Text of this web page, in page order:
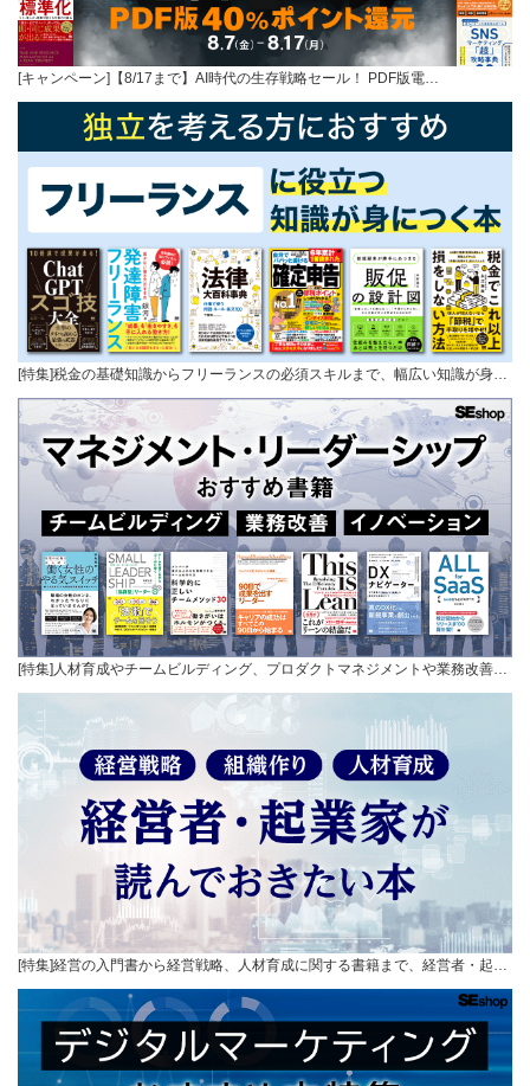
[キャンペーン]【8/17まで】AI時代の生存戦略セール！ PDF版電…
[特集]税金の基礎知識からフリーランスの必須スキルまで、幅広い知識が身…
[特集]人材育成やチームビルディング、プロダクトマネジメントや業務改善…
[特集]経営の入門書から経営戦略、人材育成に関する書籍まで、経営者・起…